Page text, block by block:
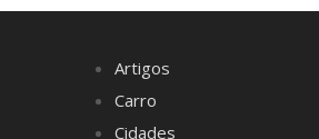
Artigos
Carro
Cidades